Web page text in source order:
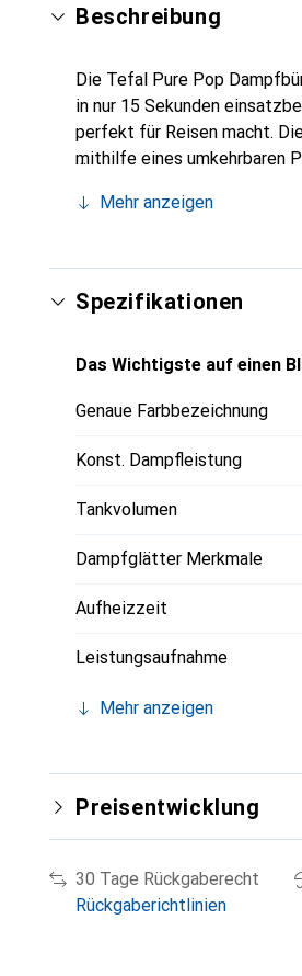
Beschreibung
Die Tefal Pure Pop
in nur 15 Sekunden
perfekt für Reisen macht.
mithilfe eines umkehrbaren
Mehr anzeigen
Spezifikationen
Das Wichtigste auf einen
Genaue Farbbezeichnung
Konst. Dampfleistung
Tankvolumen
Dampfglätter Merkmale
Aufheizzeit
Leistungsaufnahme
Mehr anzeigen
Preisentwicklung
30 Tage Rückgaberecht
Rückgaberichtlinien